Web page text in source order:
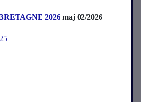
2026 maj 02/2026